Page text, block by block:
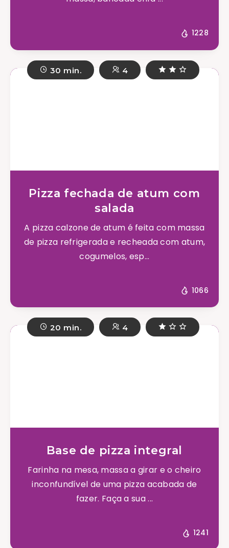
1228
30 min. 4
Pizza fechada de atum com
salada
A pizza calzone de atum é feita com massa
de pizza refrigerada e recheada com atum,
cogumelos, esp...
1066
20 min. 4
Base de pizza integral
Farinha na mesa, massa a girar e o cheiro
inconfundível de uma pizza acabada de
fazer. Faça a sua ...
1241